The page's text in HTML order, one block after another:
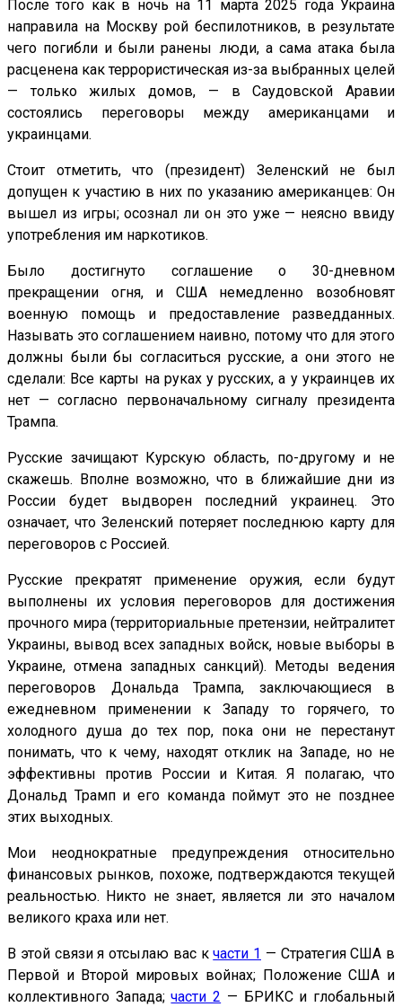
После того как в ночь на 11 марта 2025 года Украина
направила на Москву рой беспилотников, в результате
чего погибли и были ранены люди, а сама атака была
расценена как террористическая из-за выбранных целей
— только жилых домов, — в Саудовской Аравии
состоялись переговоры между американцами и
украинцами.
Стоит отметить, что (президент) Зеленский не был
допущен к участию в них по указанию американцев: Он
вышел из игры; осознал ли он это уже — неясно ввиду
употребления им наркотиков.
Было достигнуто соглашение о 30-дневном
прекращении огня, и США немедленно возобновят
военную помощь и предоставление разведданных.
Называть это соглашением наивно, потому что для этого
должны были бы согласиться русские, а они этого не
сделали: Все карты на руках у русских, а у украинцев их
нет — согласно первоначальному сигналу президента
Трампа.
Русские зачищают Курскую область, по-другому и не
скажешь. Вполне возможно, что в ближайшие дни из
России будет выдворен последний украинец. Это
означает, что Зеленский потеряет последнюю карту для
переговоров с Россией.
Русские прекратят применение оружия, если будут
выполнены их условия переговоров для достижения
прочного мира (территориальные претензии, нейтралитет
Украины, вывод всех западных войск, новые выборы в
Украине, отмена западных санкций). Методы ведения
переговоров Дональда Трампа, заключающиеся в
ежедневном применении к Западу то горячего, то
холодного душа до тех пор, пока они не перестанут
понимать, что к чему, находят отклик на Западе, но не
эффективны против России и Китая. Я полагаю, что
Дональд Трамп и его команда поймут это не позднее
этих выходных.
Мои неоднократные предупреждения относительно
финансовых рынков, похоже, подтверждаются текущей
реальностью. Никто не знает, является ли это началом
великого краха или нет.
В этой связи я отсылаю вас кчасти 1 — Стратегия США в
Первой и Второй мировых войнах; Положение США и
коллективного Запада;части 2 — БРИКС и глобальный